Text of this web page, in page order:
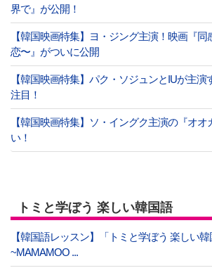
界で』が公開！
【韓国映画特集】ヨ・ジング主演！映画『
恋〜』がついに公開
【韓国映画特集】パク・ソジュンとIUが主演
注目！
【韓国映画特集】ソ・イングク主演の『オ
い！
トミと学ぼう 楽しい韓国語
【韓国語レッスン】「トミと学ぼう 楽しい韓
~MAMAMOO ...